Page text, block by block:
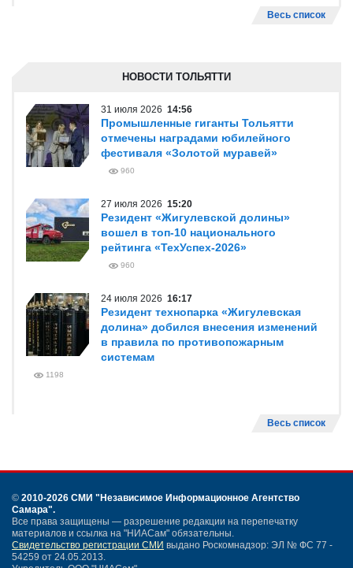
Весь список
НОВОСТИ ТОЛЬЯТТИ
31 июля 2026 14:56
Промышленные гиганты Тольятти
отмечены наградами юбилейного
фестиваля «Золотой муравей»
960
27 июля 2026 15:20
Резидент «Жигулевской долины»
вошел в топ-10 национального
рейтинга «ТехУспех-2026»
960
24 июля 2026 16:17
Резидент технопарка «Жигулевская
долина» добился внесения изменений
в правила по противопожарным
системам
1198
Весь список
© 2010-2026 СМИ "Независимое Информационное Агентство
Самара".
Все права защищены — разрешение редакции на перепечатку
материалов и ссылка на "НИАСам" обязательны.
Свидетельство регистрации СМИ выдано Роскомнадзор: ЭЛ № ФС 77 -
54259 от 24.05.2013.